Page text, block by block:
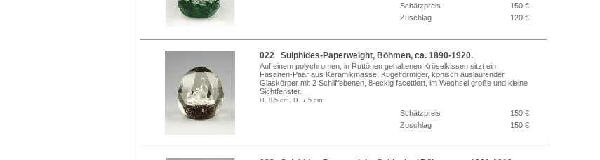
Schätzpreis
150 €
Zuschlag
120 €
022 Sulphides-Paperweight, Böhmen, ca. 1890-1920.
Auf einem polychromen, in Rottönen gehaltenen Kröselkissen sitzt ein
Fasanen-Paar aus Keramikmasse. Kugelförmiger, konisch auslaufender
Glaskörper mit 2 Schliffebenen, 8-eckig facettiert, im Wechsel große und kleine
Sichtfenster.
H. 8,5 cm, D. 7,5 cm.
Schätzpreis
150 €
Zuschlag
150 €